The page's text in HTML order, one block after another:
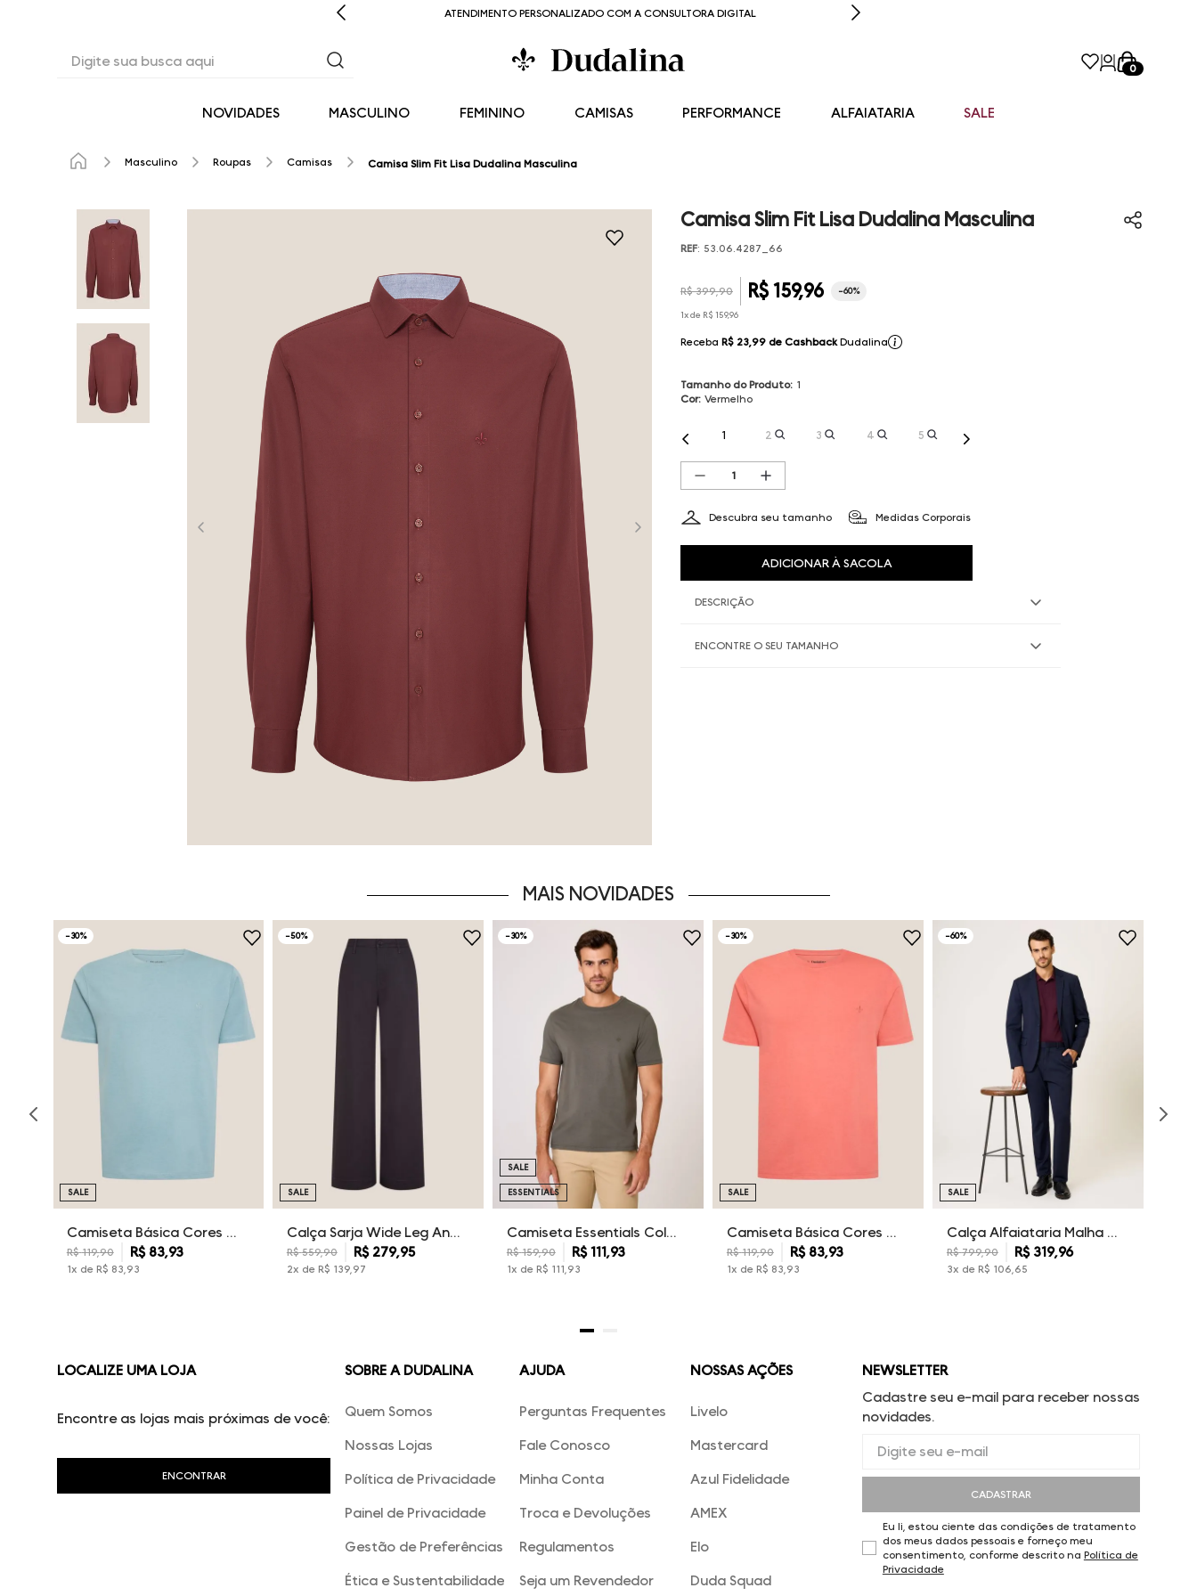
ATENDIMENTO PERSONALIZADO COM A CONSULTORA DIGITAL
0
NOVIDADES MASCULINO FEMININO CAMISAS PERFORMANCE ALFAIATARIA SALE
Masculino Roupas Camisas Camisa Slim Fit Lisa Dudalina Masculina
Camisa Slim Fit Lisa Dudalina Masculina
REF: 53.06.4287_66
R$ 399,90 R$159,96 -60%
1x de R$ 159,96
Receba R$ 23,99 de Cashback Dudalina
Tamanho do Produto: 1
Cor: Vermelho
1 2 3 4 5
Descubra seu tamanho Medidas Corporais
ADICIONAR À SACOLA
DESCRIÇÃO
ENCONTRE O SEU TAMANHO
MAIS NOVIDADES
-30%
Camiseta Básica Cores Dudalina Masculina
R$ 119,90 R$ 83,93
1x de R$ 83 93
SALE
-50%
Calça Sarja Wide Leg Ana Dudalina Feminina
R$ 559,90 R$ 279,95
2x de R$ 139, 97
SALE
-30%
Camiseta Essentials Color Dudalina Masculina
R$ 159,90 R$111,93
1x de R$ 111 93
SALE
ESSENTIALS
-30%
Camiseta Básica Cores Dudalina Masculina
R$ 119,90 R$ 83,93
1x de R$ 83 93
SALE
-60%
Calça Alfaiataria Malha Dudalina Masculina
R$ 799,90 R$ 319,96
3x de R$ 106 65
SALE
LOCALIZE UMA LOJA
Encontre as lojas mais próximas de você:
SOBRE A DUDALINA
Quem Somos
Nossas Lojas
Política de Privacidade
Painel de Privacidade
Gestão de Preferências
Ética e Sustentabilidade
AJUDA
Perguntas Frequentes
Fale Conosco
Minha Conta
Troca e Devoluções
Regulamentos
Seja um Revendedor
NOSSAS AÇÕES
Livelo
Mastercard
Azul Fidelidade
AMEX
Elo
Duda Squad
NEWSLETTER
Cadastre seu e-mail para receber nossas
novidades.
CADASTRAR
Eu li, estou ciente das condições de tratamento
dos meus dados pessoais e forneço meu
consentimento, conforme descrito na Política de
Privacidade